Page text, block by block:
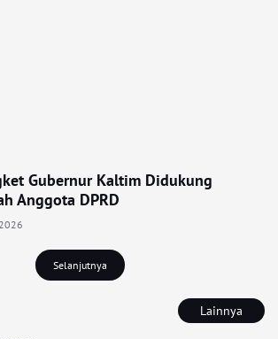
Lainnya
Gubernur Kaltim Didukung
Anggota DPRD
Selanjutnya